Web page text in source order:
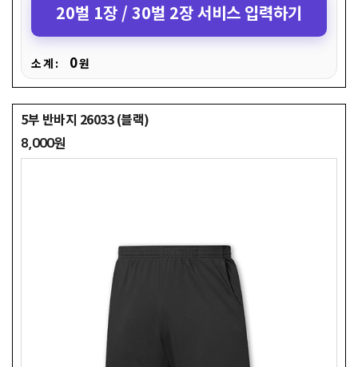
20벌 1장 / 30벌 2장 서비스 입력하기
소 계 : 0원
5부 반바지 26033 (블랙)
8,000원